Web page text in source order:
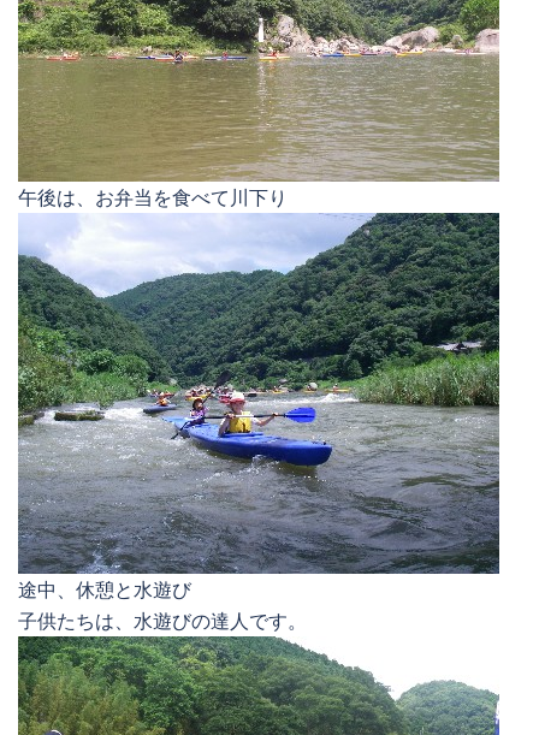
午後は、お弁当を食べて川下り
途中、休憩と水遊び
子供たちは、水遊びの達人です。